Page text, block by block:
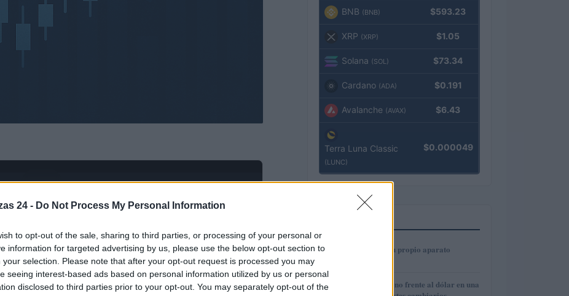
24 - Do Not Process My Personal Information
to opt-out of the sale, sharing to third parties, or processing of your personal or
information for targeted advertising by us, please use the below opt-out section to
your selection. Please note that after your opt-out request is processed you may
seeing interest-based ads based on personal information utilized by us or personal
disclosed to third parties prior to your opt-out. You may separately opt-out of the
BNB (BNB) $593.23
XRP (XRP) $1.05
Solana (SOL) $73.34
Cardano (ADA) $0.191
Avalanche (AVAX) $6.43
Terra Luna Classic
(LUNC)
$0.000049
1
Cómo construir tu propio aparato
2
El euro cede terreno frente al dólar en una